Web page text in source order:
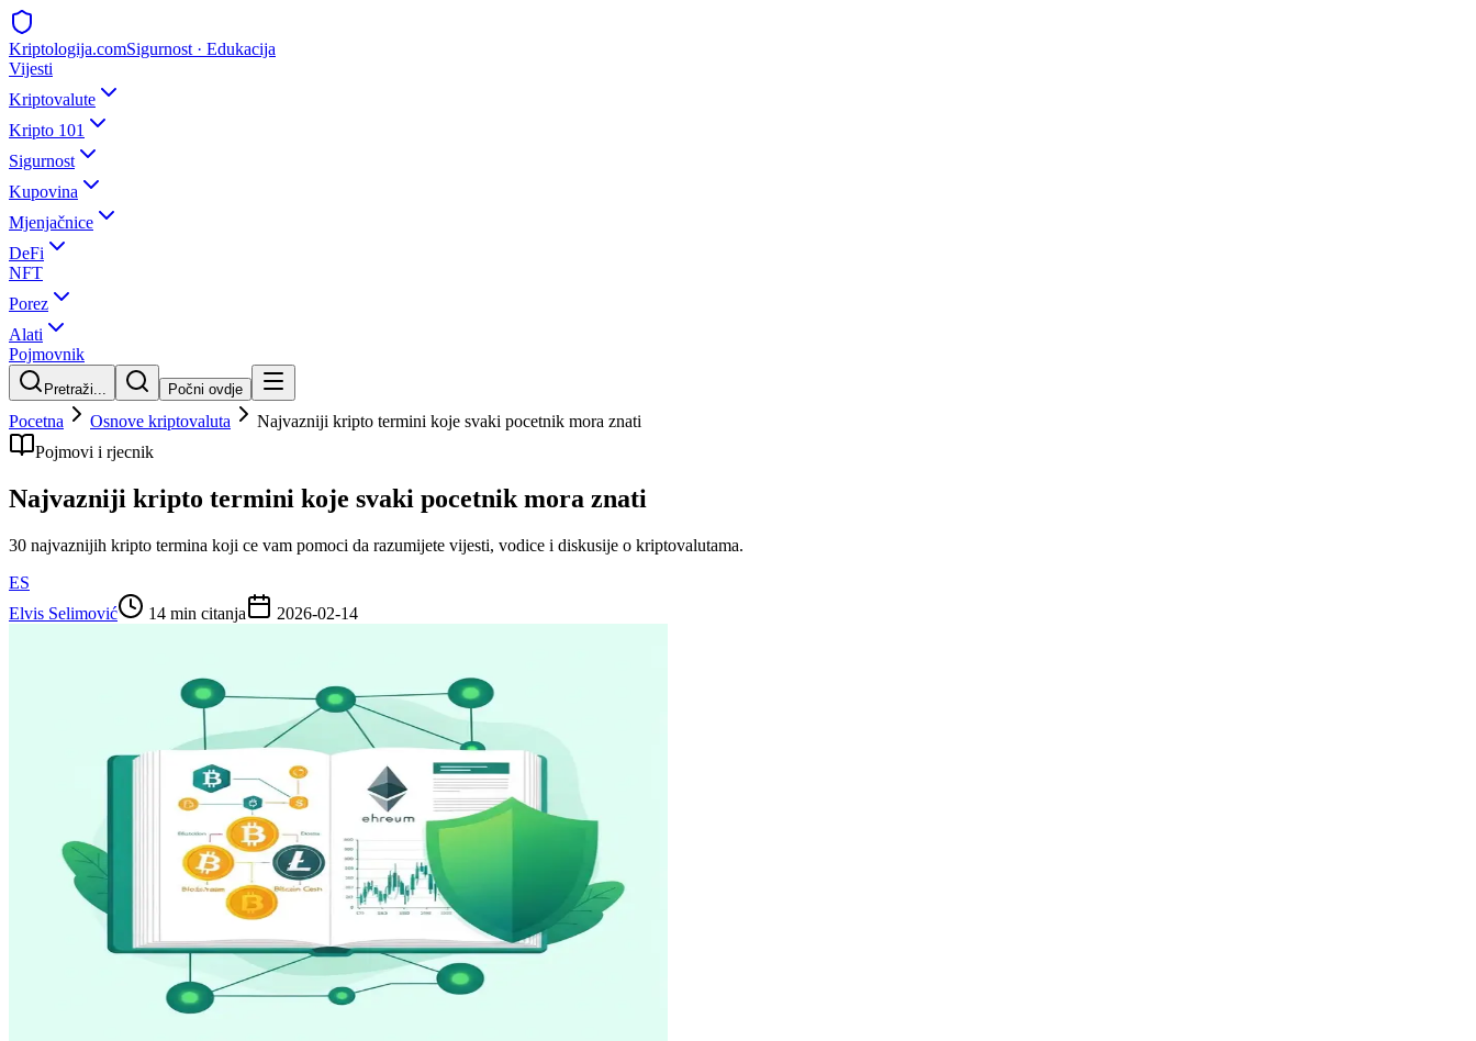
Kriptologija.comSigurnost · Edukacija
Vijesti
Kriptovalute
Kripto 101
Sigurnost
Kupovina
Mjenjačnice
DeFi
NFT
Porez
Alati
Pojmovnik
Pretraži... Počni ovdje
Pocetna Osnove kriptovaluta
Najvazniji kripto termini koje svaki pocetnik mora znati
Pojmovi i rjecnik
Najvazniji kripto termini koje svaki pocetnik mora znati
30 najvaznijih kripto termina koji ce vam pomoci da razumijete vijesti, vodice i diskusije o kriptovalutama.
ES
Elvis Selimović
14 min citanja 2026-02-14